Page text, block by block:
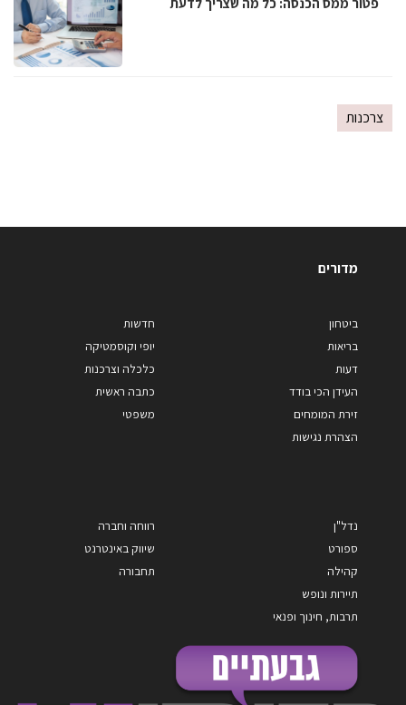
צרכנות
מדורים
ביטחון
בריאות
דעות
העידן הכי בודד
זירת המומחים
הצהרת נגישות
חדשות
יופי וקוסמטיקה
כלכלה וצרכנות
כתבה ראשית
משפטי
נדל"ן
ספורט
קהילה
תיירות ונופש
תרבות, חינוך ופנאי
רווחה וחברה
שיווק באינטרנט
תחבורה